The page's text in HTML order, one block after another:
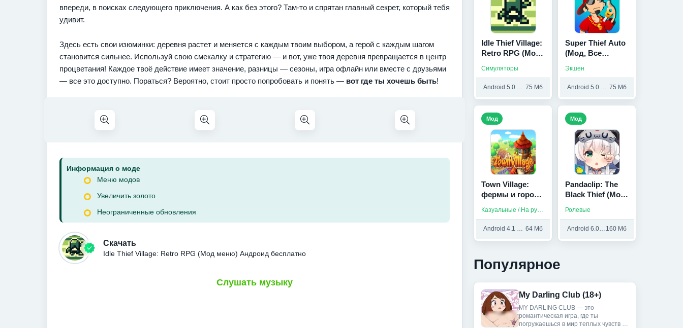
впереди, в поисках следующего приключения. А как без этого? Там-то и спрятан главный секрет, который тебя
удивит.
Здесь есть свои изюминки: деревня растет и меняется с каждым твоим выбором, а герой с каждым шагом
становится сильнее. Используй свою смекалку и стратегию — и вот, уже твоя деревня превращается в центр
процветания! Каждое твоё действие имеет значение, разницы — сезоны, игра офлайн или вместе с друзьями
— все это доступно. Пораться? Вероятно, стоит просто попробовать и понять — вот где ты хочешь быть!
Информация о моде
Меню модов
Увеличить золото
Неограниченные обновления
Скачать
Idle Thief Village: Retro RPG (Мод меню) Андроид бесплатно
Слушать музыку
Idle Thief Village:
Retro RPG (Мод
Симуляторы
Android 5.0 и выше 75 Мб
Super Thief Auto
(Мод, Все
Экшен
Android 5.0 и выше 75 Мб
Town Village:
фермы и города
City (Мод, Много
денег)
Казуальные / На русском
Android 4.1 и выше 64 Мб
Мод
Pandaclip: The
Black Thief (Мод,
Ролевые
Android 6.0 и выше 160 Мб
Мод
Популярное
My Darling Club (18+)
MY DARLING CLUB — это
романтическая игра, где ты
погружаешься в мир теплых чувств и